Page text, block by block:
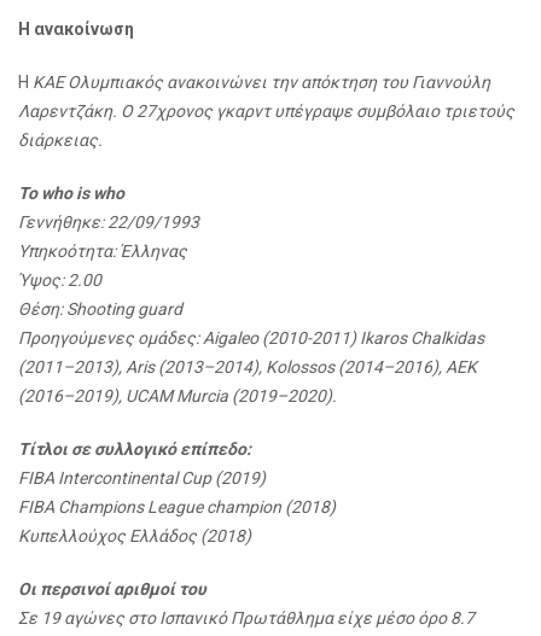
Η ανακοίνωση
Η ΚΑΕ Ολυμπιακός ανακοινώνει την απόκτηση του Γιαννούλη
Λαρεντζάκη. Ο 27χρονος γκαρντ υπέγραψε συμβόλαιο τριετούς
διάρκειας.
Το who is whο
Γεννήθηκε: 22/09/1993
Υπηκοότητα: Έλληνας
Ύψος: 2.00
Θέση: Shooting guard
Προηγούμενες ομάδες: Aigaleo (2010-2011) Ikaros Chalkidas
(2011–2013), Aris (2013–2014), Kolossos (2014–2016), ΑΕΚ
(2016–2019), UCAM Murcia (2019–2020).
Τίτλοι σε συλλογικό επίπεδο:
FIBA Intercontinental Cup (2019)
FIBA Champions League champion (2018)
Κυπελλούχος Ελλάδος (2018)
Οι περσινοί αριθμοί του
Σε 19 αγώνες στο Ισπανικό Πρωτάθλημα είχε μέσο όρο 8.7